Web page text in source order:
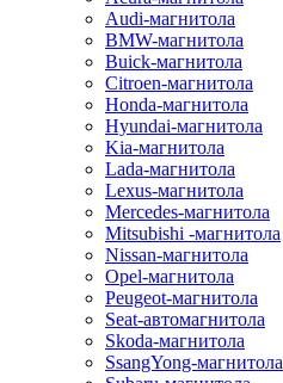
Audi-магнитола
BMW-магнитола
Buick-магнитола
Citroen-магнитола
Honda-магнитола
Hyundai-магнитола
Kia-магнитола
Lada-магнитола
Lexus-магнитола
Mercedes-магнитола
Mitsubishi -магнитола
Nissan-магнитола
Opel-магнитола
Peugeot-магнитола
Seat-автомагнитола
Skoda-магнитола
SsangYong-магнитола